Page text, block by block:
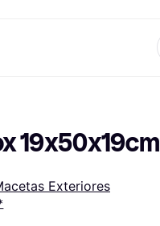
19x50x19cm
Exteriores